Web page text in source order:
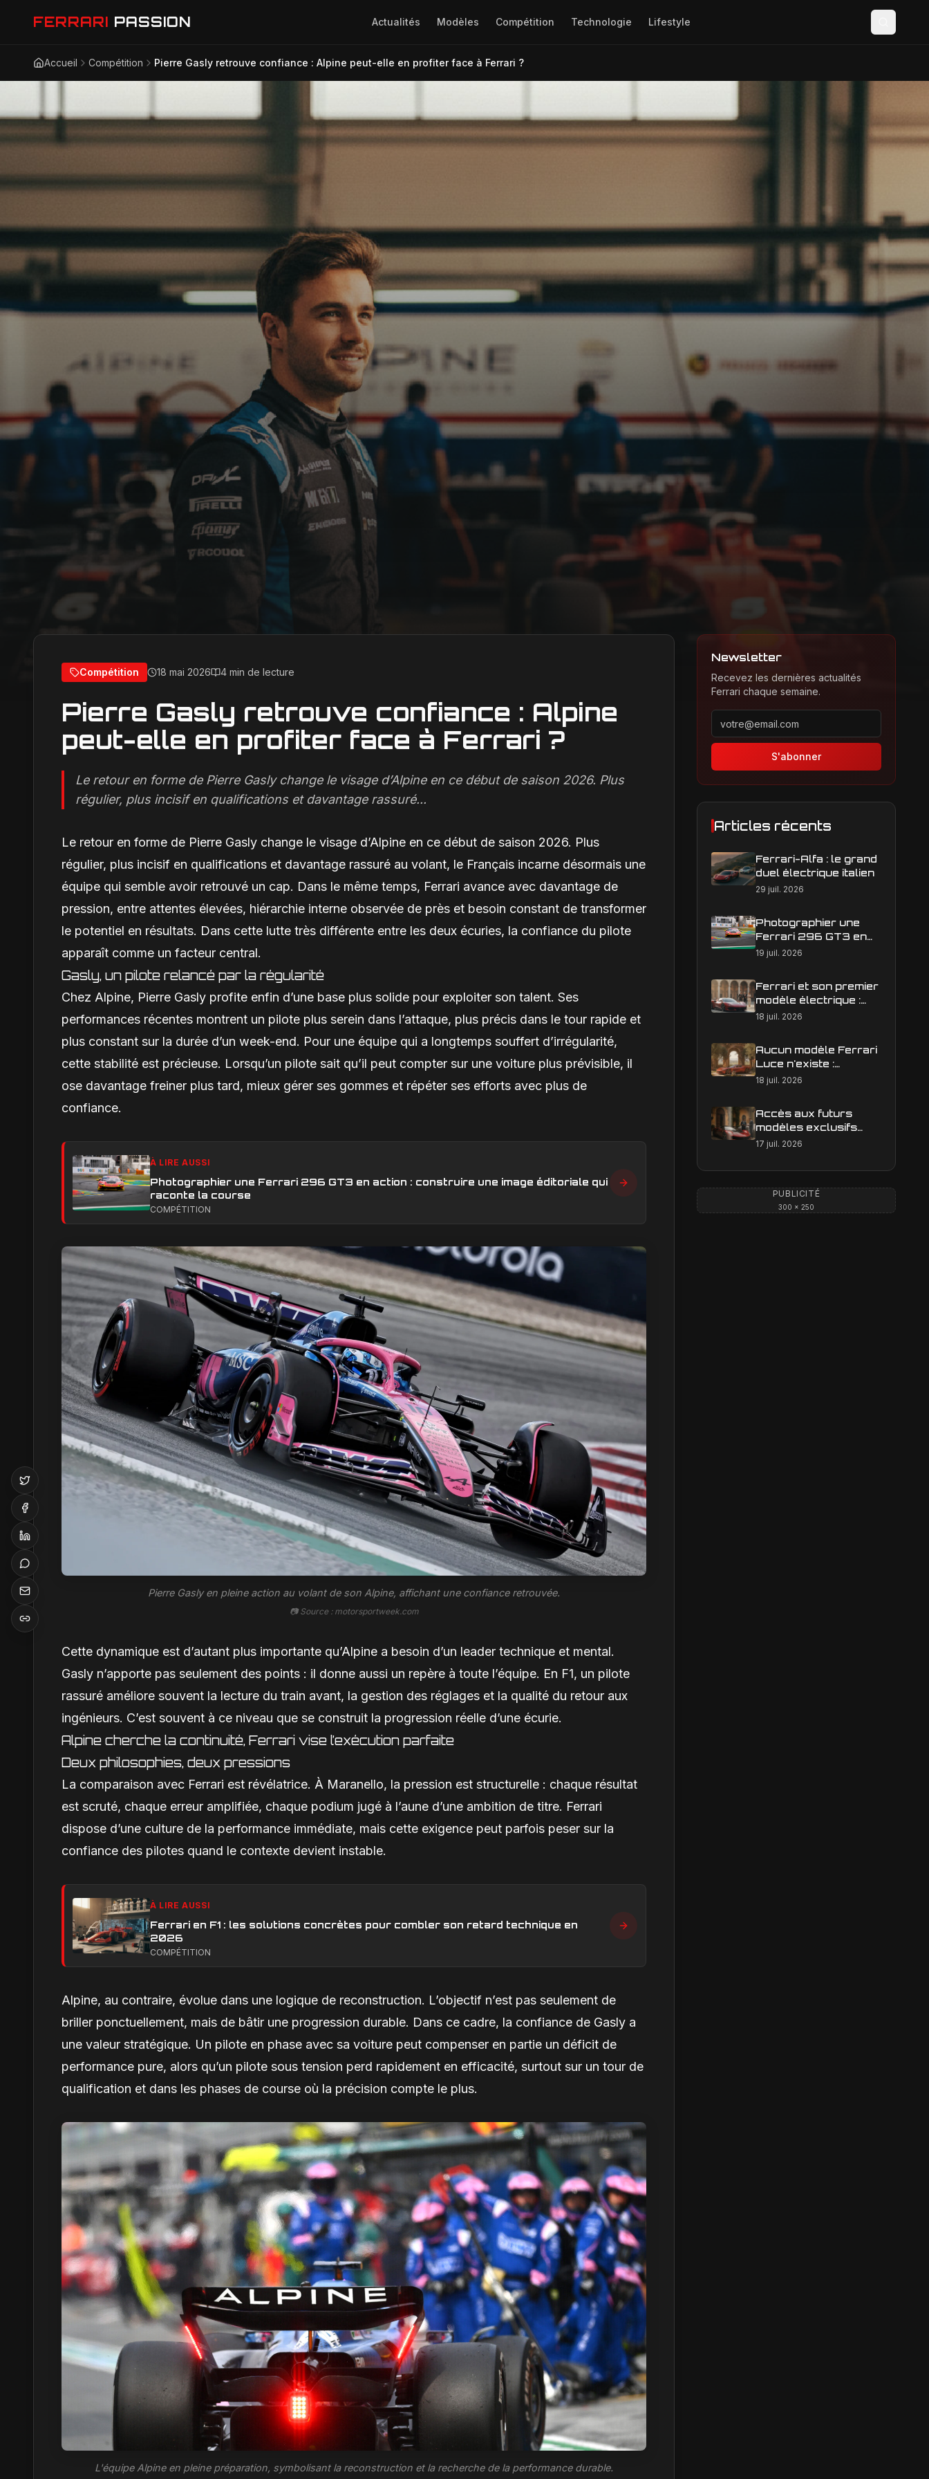
FERRARI PASSION Actualités Modèles Compétition Technologie Lifestyle
Accueil Compétition Pierre Gasly retrouve confiance : Alpine peut-elle en profiter face à Ferrari ?
Compétition 18 mai 2026 4 min de lecture
Pierre Gasly retrouve confiance : Alpine
peut-elle en profiter face à Ferrari ?
Le retour en forme de Pierre Gasly change le visage d’Alpine en ce début de saison 2026. Plus
régulier, plus incisif en qualifications et davantage rassuré...
Le retour en forme de Pierre Gasly change le visage d’Alpine en ce début de saison 2026. Plus
régulier, plus incisif en qualifications et davantage rassuré au volant, le Français incarne désormais une
équipe qui semble avoir retrouvé un cap. Dans le même temps, Ferrari avance avec davantage de
pression, entre attentes élevées, hiérarchie interne observée de près et besoin constant de transformer
le potentiel en résultats. Dans cette lutte très différente entre les deux écuries, la confiance du pilote
apparaît comme un facteur central.
Gasly, un pilote relancé par la régularité
Chez Alpine, Pierre Gasly profite enfin d’une base plus solide pour exploiter son talent. Ses
performances récentes montrent un pilote plus serein dans l’attaque, plus précis dans le tour rapide et
plus constant sur la durée d’un week-end. Pour une équipe qui a longtemps souffert d’irrégularité,
cette stabilité est précieuse. Lorsqu’un pilote sait qu’il peut compter sur une voiture plus prévisible, il
ose davantage freiner plus tard, mieux gérer ses gommes et répéter ses efforts avec plus de
confiance.
À LIRE AUSSI
Photographier une Ferrari 296 GT3 en action : construire une image éditoriale qui
raconte la course
COMPÉTITION
Pierre Gasly en pleine action au volant de son Alpine, affichant une confiance retrouvée.
📷 Source : motorsportweek.com
Cette dynamique est d’autant plus importante qu’Alpine a besoin d’un leader technique et mental.
Gasly n’apporte pas seulement des points : il donne aussi un repère à toute l’équipe. En F1, un pilote
rassuré améliore souvent la lecture du train avant, la gestion des réglages et la qualité du retour aux
ingénieurs. C’est souvent à ce niveau que se construit la progression réelle d’une écurie.
Alpine cherche la continuité, Ferrari vise l’exécution parfaite
Deux philosophies, deux pressions
La comparaison avec Ferrari est révélatrice. À Maranello, la pression est structurelle : chaque résultat
est scruté, chaque erreur amplifiée, chaque podium jugé à l’aune d’une ambition de titre. Ferrari
dispose d’une culture de la performance immédiate, mais cette exigence peut parfois peser sur la
confiance des pilotes quand le contexte devient instable.
À LIRE AUSSI
Ferrari en F1 : les solutions concrètes pour combler son retard technique en
2026
COMPÉTITION
Alpine, au contraire, évolue dans une logique de reconstruction. L’objectif n’est pas seulement de
briller ponctuellement, mais de bâtir une progression durable. Dans ce cadre, la confiance de Gasly a
une valeur stratégique. Un pilote en phase avec sa voiture peut compenser en partie un déficit de
performance pure, alors qu’un pilote sous tension perd rapidement en efficacité, surtout sur un tour de
qualification et dans les phases de course où la précision compte le plus.
L'équipe Alpine en pleine préparation, symbolisant la reconstruction et la recherche de la performance durable.
Newsletter
Recevez les dernières actualités
Ferrari chaque semaine.
Adresse email pour la newsletter
S'abonner
Articles récents
Ferrari-Alfa : le grand
duel électrique italien
29 juil. 2026
Photographier une
Ferrari 296 GT3 en
action : construire une
19 juil. 2026
Ferrari et son premier
modèle électrique :
calendrier de
18 juil. 2026
Aucun modèle Ferrari
Luce n'existe :
clarification sur les
18 juil. 2026
Accès aux futurs
modèles exclusifs
Ferrari : l'achat
est-il une réalité ?
17 juil. 2026
PUBLICITÉ
300 × 250